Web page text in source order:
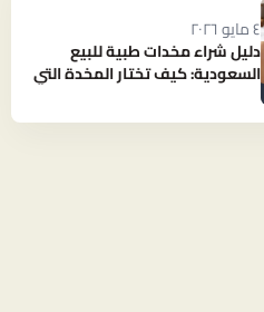
٤ مايو ٢٠٢٦
دليل شراء مخدات طبية للبيع
السعودية: كيف تختار المخدة التي